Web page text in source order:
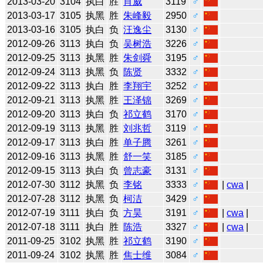
2013-03-17 3105 执黑 胜 朱峰毅 2950
♂
2013-03-16 3105 执白 负 汪逸尘 3130
♂
2012-09-26 3113 执白 负 吴树浩 3226
♂
2012-09-25 3113 执黑 胜 朱剑舜 3195
♂
2012-09-24 3113 执黑 负 陈贤 3332
♂
2012-09-22 3113 执白 胜 李翔宇 3252
♂
2012-09-21 3113 执黑 胜 王泽锦 3269
♂
2012-09-20 3113 执白 负 祁立鹤 3170
♂
2012-09-19 3113 执黑 胜 刘兆哲 3119
♂
2012-09-17 3113 执白 胜 单子腾 3261
♂
2012-09-16 3113 执黑 胜 舒一笑 3185
♂
2012-09-15 3113 执白 负 曾志豪 3131
♂
2012-07-30 3112 执黑 负 李铭 3333 ♂ |cwa
2012-07-28 3112 执黑 负 柯洁 3429
♂
2012-07-19 3111 执白 负 方昊 3191 ♂ |cwa
2012-07-18 3111 执白 胜 陈浩 3327 ♂ |cwa
2011-09-25 3102 执黑 胜 祁立鹤 3190
♂
2011-09-24 3102 执黑 胜 焦士维 3084
♂